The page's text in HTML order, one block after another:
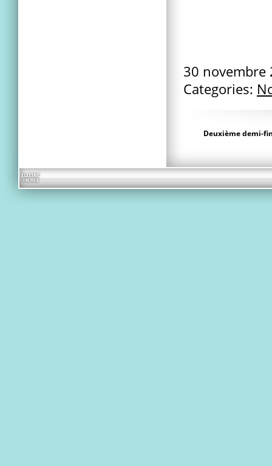
30
Categories:
Deuxième demi-